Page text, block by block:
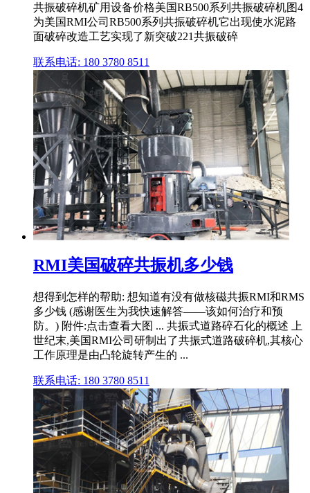
共振破碎机矿用设备价格美国RB500系列共振破碎机图4
为美国RMI公司RB500系列共振破碎机它出现使水泥路
面破碎改造工艺实现了新突破221共振破碎
联系电话: 180 3780 8511
RMI美国破碎共振机多少钱
想得到怎样的帮助: 想知道有没有做核磁共振RMI和RMS
多少钱 (感谢医生为我快速解答——该如何治疗和预
防。) 附件:点击查看大图 ... 共振式道路碎石化的概述 上
世纪末,美国RMI公司研制出了共振式道路破碎机,其核心
工作原理是由凸轮旋转产生的 ...
联系电话: 180 3780 8511